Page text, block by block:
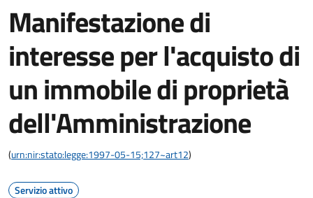
Manifestazione di
interesse per l'acquisto di
un immobile di proprietà
dell'Amministrazione
(urn:nir:stato:legge:1997-05-15;127~art12)
Servizio attivo